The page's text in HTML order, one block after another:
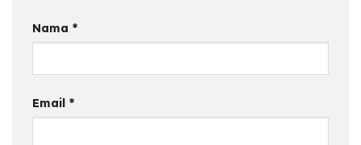
Nama *
Email *